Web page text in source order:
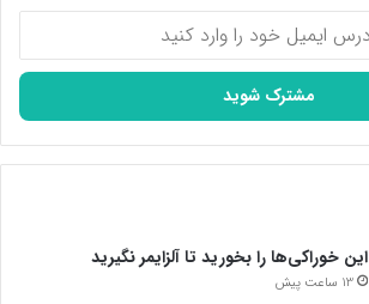
این خوراکی‌ها را بخورید تا آلزایمر نگیرید
13 ساعت پیش